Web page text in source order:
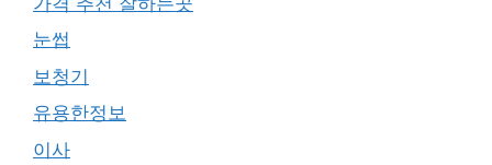
눈썹
보청기
유용한정보
이사